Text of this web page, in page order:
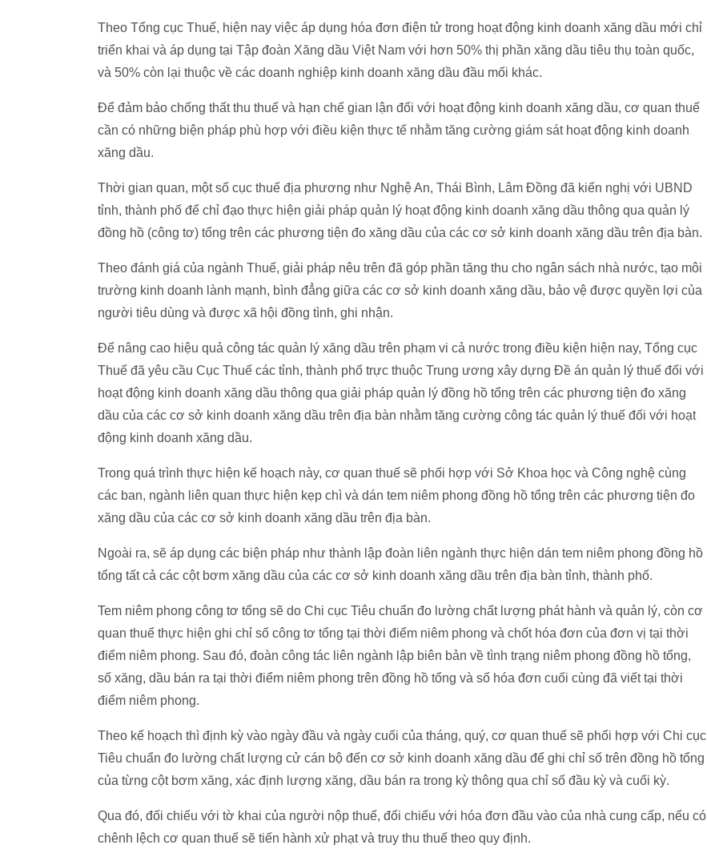
Theo Tổng cục Thuế, hiện nay việc áp dụng hóa đơn điện tử trong hoạt động kinh doanh xăng dầu mới chỉ
triển khai và áp dụng tại Tập đoàn Xăng dầu Việt Nam với hơn 50% thị phần xăng dầu tiêu thụ toàn quốc,
và 50% còn lại thuộc về các doanh nghiệp kinh doanh xăng dầu đầu mối khác.
Để đảm bảo chống thất thu thuế và hạn chế gian lận đối với hoạt động kinh doanh xăng dầu, cơ quan thuế
cần có những biện pháp phù hợp với điều kiện thực tế nhằm tăng cường giám sát hoạt động kinh doanh
xăng dầu.
Thời gian quan, một số cục thuế địa phương như Nghệ An, Thái Bình, Lâm Đồng đã kiến nghị với UBND
tỉnh, thành phố để chỉ đạo thực hiện giải pháp quản lý hoạt động kinh doanh xăng dầu thông qua quản lý
đồng hồ (công tơ) tổng trên các phương tiện đo xăng dầu của các cơ sở kinh doanh xăng dầu trên địa bàn.
Theo đánh giá của ngành Thuế, giải pháp nêu trên đã góp phần tăng thu cho ngân sách nhà nước, tạo môi
trường kinh doanh lành mạnh, bình đẳng giữa các cơ sở kinh doanh xăng dầu, bảo vệ được quyền lợi của
người tiêu dùng và được xã hội đồng tình, ghi nhận.
Để nâng cao hiệu quả công tác quản lý xăng dầu trên phạm vi cả nước trong điều kiện hiện nay, Tổng cục
Thuế đã yêu cầu Cục Thuế các tỉnh, thành phố trực thuộc Trung ương xây dựng Đề án quản lý thuế đối với
hoạt động kinh doanh xăng dầu thông qua giải pháp quản lý đồng hồ tổng trên các phương tiện đo xăng
dầu của các cơ sở kinh doanh xăng dầu trên địa bàn nhằm tăng cường công tác quản lý thuế đối với hoạt
động kinh doanh xăng dầu.
Trong quá trình thực hiện kế hoạch này, cơ quan thuế sẽ phối hợp với Sở Khoa học và Công nghệ cùng
các ban, ngành liên quan thực hiện kẹp chì và dán tem niêm phong đồng hồ tổng trên các phương tiện đo
xăng dầu của các cơ sở kinh doanh xăng dầu trên địa bàn.
Ngoài ra, sẽ áp dụng các biện pháp như thành lập đoàn liên ngành thực hiện dán tem niêm phong đồng hồ
tổng tất cả các cột bơm xăng dầu của các cơ sở kinh doanh xăng dầu trên địa bàn tỉnh, thành phố.
Tem niêm phong công tơ tổng sẽ do Chi cục Tiêu chuẩn đo lường chất lượng phát hành và quản lý, còn cơ
quan thuế thực hiện ghi chỉ số công tơ tổng tại thời điểm niêm phong và chốt hóa đơn của đơn vị tại thời
điểm niêm phong. Sau đó, đoàn công tác liên ngành lập biên bản về tình trạng niêm phong đồng hồ tổng,
số xăng, dầu bán ra tại thời điểm niêm phong trên đồng hồ tổng và số hóa đơn cuối cùng đã viết tại thời
điểm niêm phong.
Theo kế hoạch thì định kỳ vào ngày đầu và ngày cuối của tháng, quý, cơ quan thuế sẽ phối hợp với Chi cục
Tiêu chuẩn đo lường chất lượng cử cán bộ đến cơ sở kinh doanh xăng dầu để ghi chỉ số trên đồng hồ tổng
của từng cột bơm xăng, xác định lượng xăng, dầu bán ra trong kỳ thông qua chỉ số đầu kỳ và cuối kỳ.
Qua đó, đối chiếu với tờ khai của người nộp thuế, đối chiếu với hóa đơn đầu vào của nhà cung cấp, nếu có
chênh lệch cơ quan thuế sẽ tiến hành xử phạt và truy thu thuế theo quy định.